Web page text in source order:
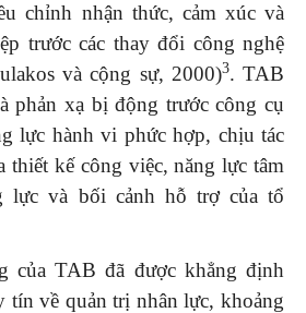
chỉnh nhận thức, cảm xúc và
trước các thay đổi công nghệ
và cộng sự, 2000)3. TAB
phản xạ bị động trước công cụ
lực hành vi phức hợp, chịu tác
thiết kế công việc, năng lực tâm
lực và bối cảnh hỗ trợ của tổ
của TAB đã được khẳng định
tín về quản trị nhân lực, khoảng